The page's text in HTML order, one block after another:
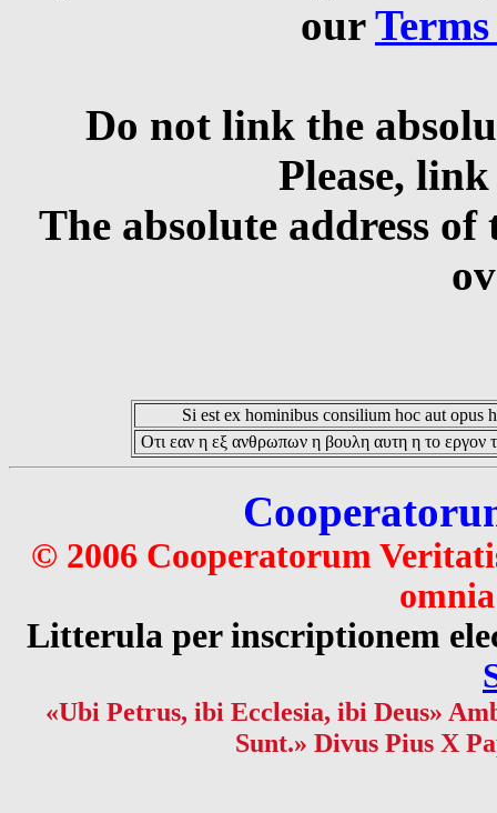
our
Do not link the
Please,
The absolute address
Si est ex hominibus consilium hoc aut opus
Οτι εαν η εξ ανθρωπων η βουλη αυτη η το εργον
© 2006 Cooperatorum
Litterula per inscriptionem
«Ubi Petrus, ibi Ecclesia, ibi Deus»
Sunt.» Divus Pius X